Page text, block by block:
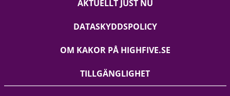
AKTUELLT JUST NU
DATASKYDDSPOLICY
OM KAKOR PÅ HIGHFIVE.SE
TILLGÄNGLIGHET